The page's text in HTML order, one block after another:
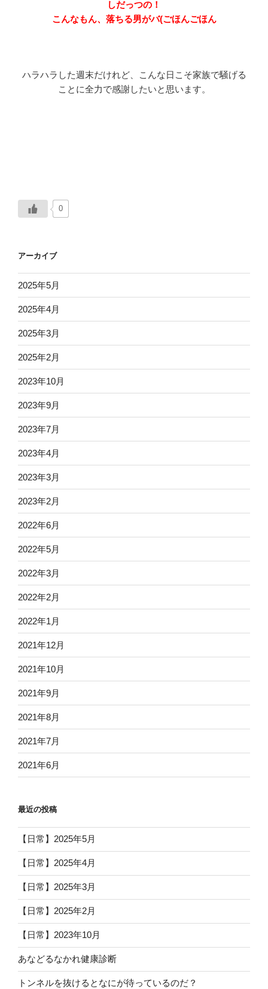
しだっつの！
こんなもん、落ちる男がバ(ごほんごほん
ハラハラした週末だけれど、こんな日こそ家族で騒げる
ことに全力で感謝したいと思います。
0
アーカイブ
2025年5月
2025年4月
2025年3月
2025年2月
2023年10月
2023年9月
2023年7月
2023年4月
2023年3月
2023年2月
2022年6月
2022年5月
2022年3月
2022年2月
2022年1月
2021年12月
2021年10月
2021年9月
2021年8月
2021年7月
2021年6月
最近の投稿
【日常】2025年5月
【日常】2025年4月
【日常】2025年3月
【日常】2025年2月
【日常】2023年10月
あなどるなかれ健康診断
トンネルを抜けるとなにが待っているのだ？